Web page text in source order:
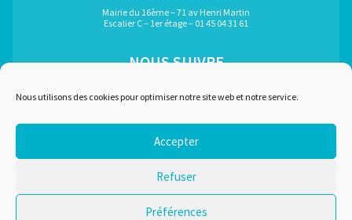
Nous utilisons des cookies pour optimiser notre site web et notre service.
Accepter
Refuser
Préférences
Mairie du 16ème – 71 av Henri Martin
Escalier C – 1er étage – 01 45 04 31 61
NOUS SUIVRE
Marchés publics
Recrutement
Liens utiles
Plan du site
Mentions légales
Nous contacter